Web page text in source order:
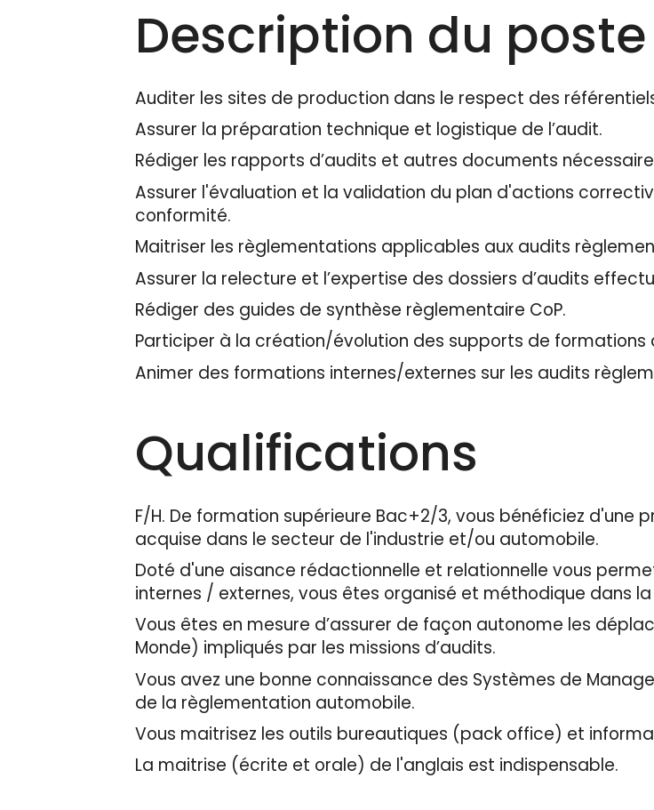
Description du poste
Auditer les sites de production dans le respect des
Assurer la préparation technique et logistique de l’audit.
Rédiger les rapports d’audits et autres documents
Assurer l'évaluation et la validation du plan d'actions
conformité.
Maitriser les règlementations applicables aux audits
Assurer la relecture et l’expertise des dossiers d’audits
Rédiger des guides de synthèse règlementaire CoP.
Participer à la création/évolution des supports de formations
Animer des formations internes/externes sur les audits
Qualifications
F/H. De formation supérieure Bac+2/3, vous bénéficiez d'une
acquise dans le secteur de l'industrie et/ou automobile.
Doté d'une aisance rédactionnelle et relationnelle vous
internes / externes, vous êtes organisé et méthodique dans
Vous êtes en mesure d’assurer de façon autonome les
Monde) impliqués par les missions d’audits.
Vous avez une bonne connaissance des Systèmes de
de la règlementation automobile.
Vous maitrisez les outils bureautiques (pack office) et
La maitrise (écrite et orale) de l'anglais est indispensable.